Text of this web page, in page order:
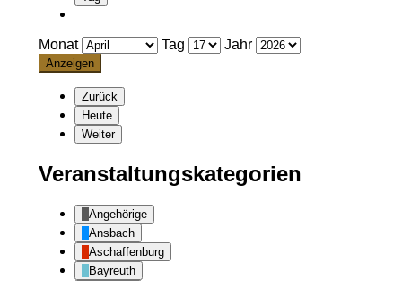
Monat Tag Jahr
Zurück
Heute
Weiter
Veranstaltungskategorien
Angehörige
Ansbach
Aschaffenburg
Bayreuth